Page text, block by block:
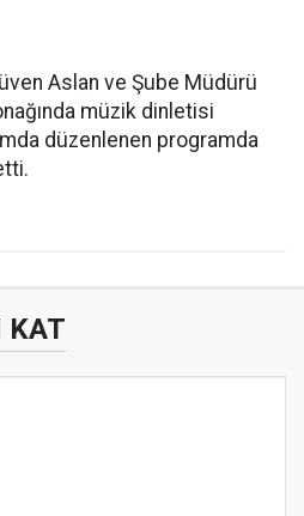
Aslan ve Şube Müdürü
müzik dinletisi
düzenlenen programda
KAT